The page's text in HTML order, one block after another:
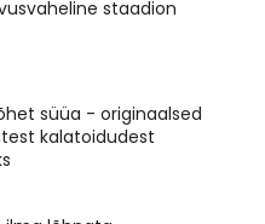
staadion
süüa - originaalsed
kalatoidudest